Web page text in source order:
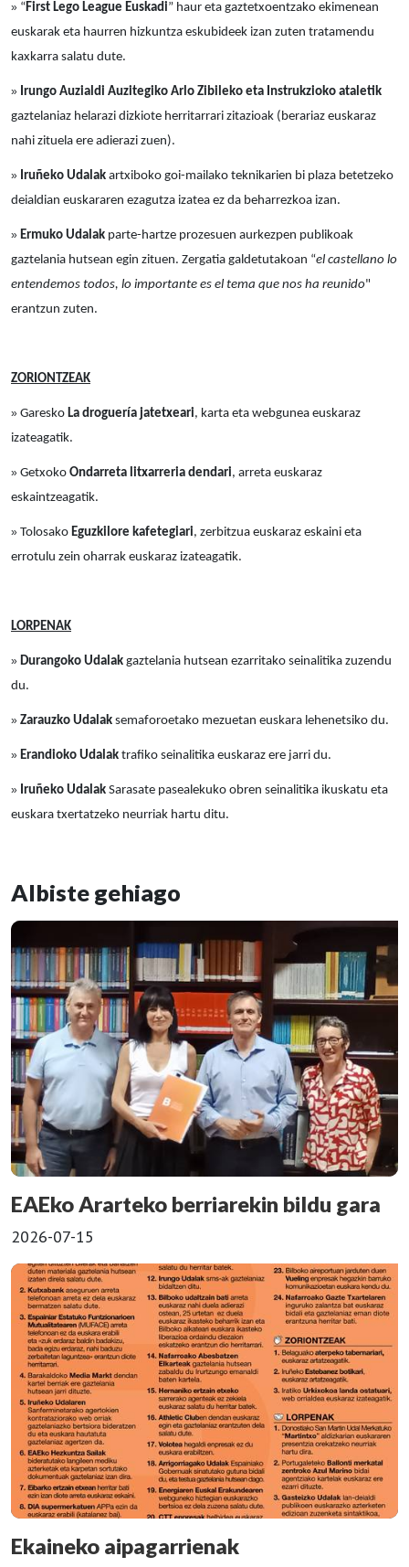
» “ First Lego League Euskadi” haur eta gaztetxoentzako ekimenean
euskarak eta haurren hizkuntza eskubideek izan zuten tratamendu
kaxkarra salatu dute.
» Irungo Auzialdi Auzitegiko Arlo Zibileko eta Instrukzioko ataletik
gaztelaniaz helarazi dizkiote herritarrari zitazioak (berariaz euskaraz
nahi zituela ere adierazi zuen).
» Iruñeko Udalak artxiboko goi-mailako teknikarien bi plaza betetzeko
deialdian euskararen ezagutza izatea ez da beharrezkoa izan.
» Ermuko Udalak parte-hartze prozesuen aurkezpen publikoak
gaztelania hutsean egin zituen. Zergatia galdetutakoan “el castellano lo
entendemos todos, lo importante es el tema que nos ha reunido"
erantzun zuten.
ZORIONTZEAK
» Garesko La droguería jatetxeari, karta eta webgunea euskaraz
izateagatik.
» Getxoko Ondarreta litxarreria dendari, arreta euskaraz
eskaintzeagatik.
» Tolosako Eguzkilore kafetegiari, zerbitzua euskaraz eskaini eta
errotulu zein oharrak euskaraz izateagatik.
LORPENAK
» Durangoko Udalak gaztelania hutsean ezarritako seinalitika zuzendu
du.
» Zarauzko Udalak semaforoetako mezuetan euskara lehenetsiko du.
» Erandioko Udalak trafiko seinalitika euskaraz ere jarri du.
» Iruñeko Udalak Sarasate pasealekuko obren seinalitika ikuskatu eta
euskara txertatzeko neurriak hartu ditu.
Albiste gehiago
EAEko Ararteko berriarekin bildu gara
2026-07-15
Ekaineko aipagarrienak